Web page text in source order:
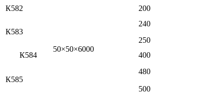
К582
50×50×6000
200
К583
240
250
К584
400
К585
480
500